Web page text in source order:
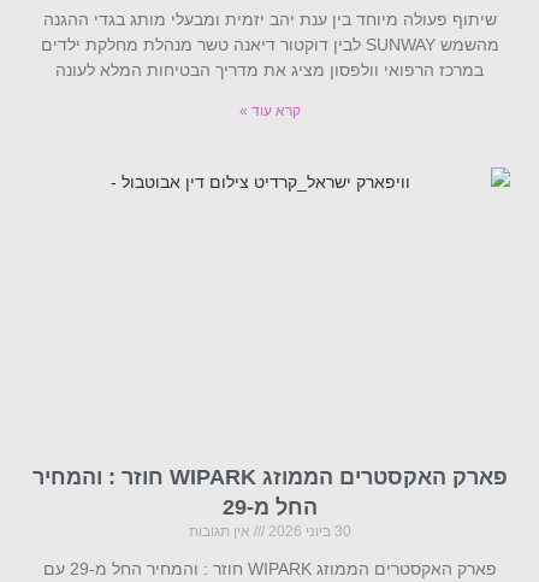
שיתוף פעולה מיוחד בין ענת יהב יזמית ומבעלי מותג בגדי ההגנה
מהשמש SUNWAY לבין דוקטור דיאנה טשר מנהלת מחלקת ילדים
במרכז הרפואי וולפסון מציג את מדריך הבטיחות המלא לעונה
קרא עוד »
פארק האקסטרים הממוזג WIPARK חוזר : והמחיר
החל מ-29
30 ביוני 2026 אין תגובות
פארק האקסטרים הממוזג WIPARK חוזר : והמחיר החל מ-29 עם